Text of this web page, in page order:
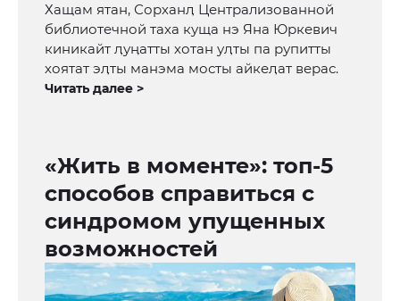
Хащам ятан, Сорханӆ Централизованной
библиотечной таха куща нэ Яна Юркевич
киникайт ӆуӊатты хотан уӆты па рупитты
хоятат эӆты манэма мосты айкеӆат верас.
Читать далее >
«Жить в моменте»: топ-5
способов справиться с
синдромом упущенных
возможностей